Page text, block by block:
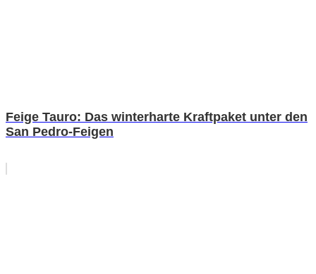
Feige Tauro: Das winterharte Kraftpaket unter den
San Pedro-Feigen